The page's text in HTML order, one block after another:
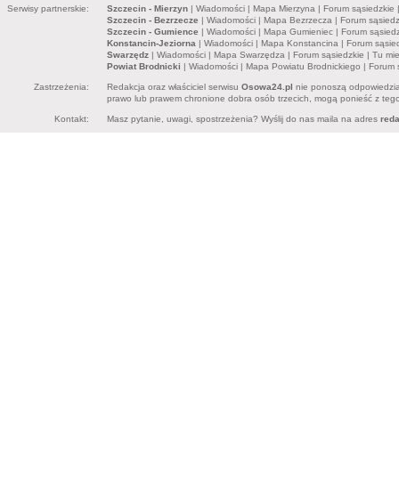
Serwisy partnerskie: Szczecin - Mierzyn | Wiadomości | Mapa Mierzyna | Forum sąsiedzkie
Szczecin - Bezrzecze | Wiadomości | Mapa Bezrzecza | Forum
Szczecin - Gumience | Wiadomości | Mapa Gumieniec | Forum
Konstancin-Jeziorna | Wiadomości | Mapa Konstancina | Forum
Swarzędz | Wiadomości | Mapa Swarzędza | Forum sąsiedzkie | Tu
Powiat Brodnicki | Wiadomości | Mapa Powiatu Brodnickiego | Forum
Zastrzeżenia: Redakcja oraz właściciel serwisu Osowa24.pl nie ponoszą
prawo lub prawem chronione dobra osób trzecich, mogą ponieść z
Kontakt: Masz pytanie, uwagi, spostrzeżenia? Wyślij do nas maila na adres